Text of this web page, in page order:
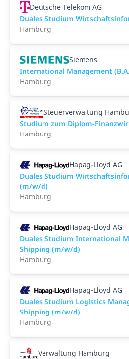
Deutsche Telekom AG
Duales Studium
Hamburg
Siemens
International Management
Hamburg
Steuerverwaltung
Studium zum Diplom-
Hamburg
Hapag-Lloyd AG
Duales Studium
(m/w/d)
Hamburg
Hapag-Lloyd AG
Duales Studium International
Shipping (m/w/d)
Hamburg
Hapag-Lloyd AG
Duales Studium Logistics
Shipping (m/w/d)
Hamburg
Verwaltung Hamburg